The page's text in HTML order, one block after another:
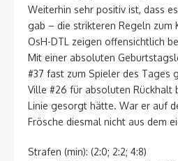
Weiterhin sehr positiv ist, dass
gab – die strikteren Regeln zum
OsH-DTL zeigen offensichtlich
Mit einer absoluten
#37 fast zum Spieler des Tages
Ville #26 für absoluten Rückhalt
Linie gesorgt hätte. War er auf
Frösche diesmal nicht aus dem
Strafen (min): (2:0; 2:2; 4:8)